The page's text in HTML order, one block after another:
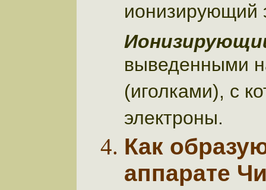
ионизирующий
выведенными
(иголками), с
электроны.
Как
аппарате